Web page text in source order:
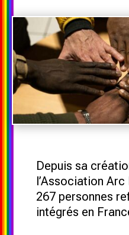
Depuis sa
l’Association
267 personnes
intégrés en